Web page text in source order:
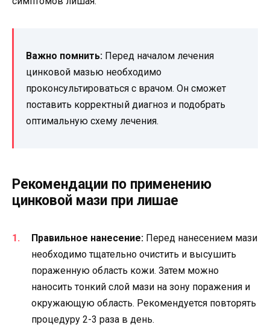
Важно помнить: Перед началом лечения
цинковой мазью необходимо
проконсультироваться с врачом. Он сможет
поставить корректный диагноз и подобрать
оптимальную схему лечения.
Рекомендации по применению
цинковой мази при лишае
Правильное нанесение: Перед нанесением мази
необходимо тщательно очистить и высушить
пораженную область кожи. Затем можно
наносить тонкий слой мази на зону поражения и
окружающую область. Рекомендуется повторять
процедуру 2-3 раза в день.